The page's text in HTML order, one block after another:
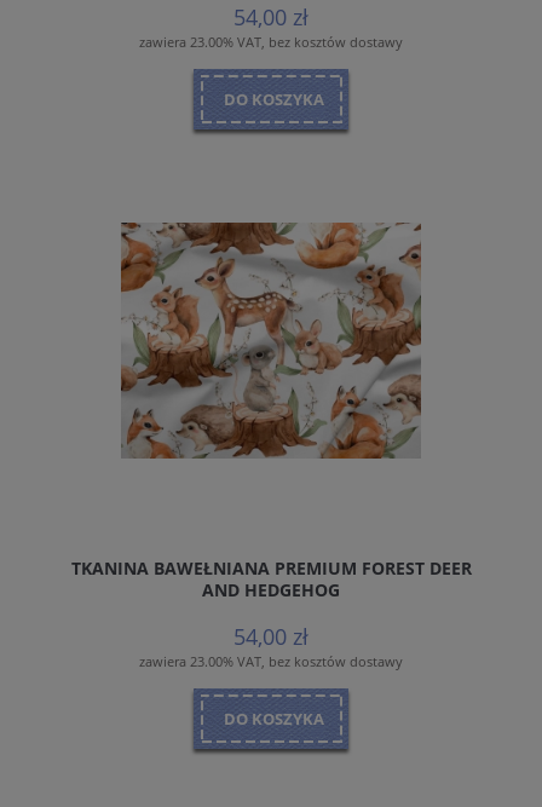
54,00 zł
zawiera 23.00% VAT, bez kosztów dostawy
DO KOSZYKA
TKANINA BAWEŁNIANA PREMIUM FOREST DEER
AND HEDGEHOG
54,00 zł
zawiera 23.00% VAT, bez kosztów dostawy
DO KOSZYKA